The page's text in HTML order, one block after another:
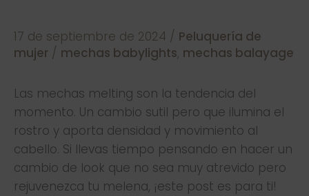
17 de septiembre de 2024 / Peluquería de
mujer / mechas babylights, mechas balayage
Las mechas melting son la tendencia del
momento. Un cambio sutil pero que ilumina el
rostro y aporta densidad y movimiento al
cabello. Si llevas tiempo pensando en hacer un
cambio de look que no sea muy atrevido pero
rejuvenezca tu melena, ¡este post es para ti!